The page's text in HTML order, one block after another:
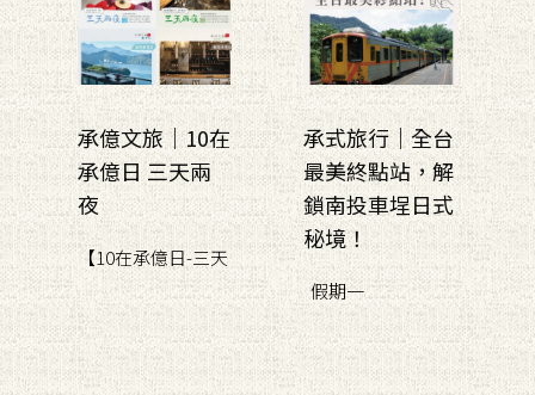
承億文旅｜10在
承億日 三天兩
夜
【10在承億日-三天
承式旅行｜全台
最美終點站，解
鎖南投車埕日式
秘境！
假期一